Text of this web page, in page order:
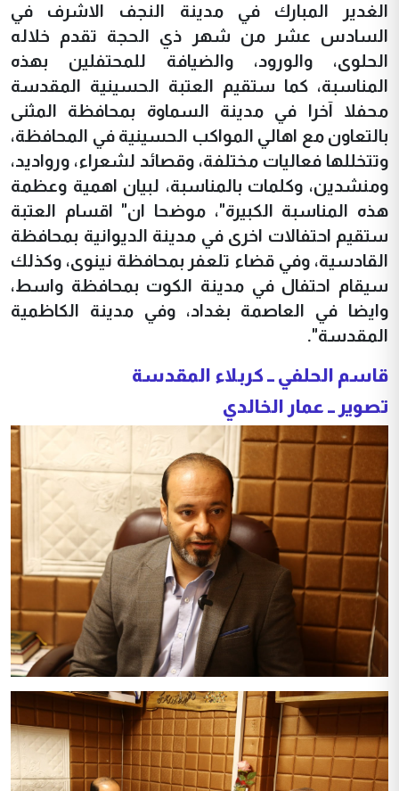
الغدير المبارك في مدينة النجف الاشرف في
السادس عشر من شهر ذي الحجة تقدم خلاله
الحلوى، والورود، والضيافة للمحتفلين بهذه
المناسبة، كما ستقيم العتبة الحسينية المقدسة
محفلا آخرا في مدينة السماوة بمحافظة المثنى
بالتعاون مع اهالي المواكب الحسينية في المحافظة،
وتتخللها فعاليات مختلفة، وقصائد لشعراء، ورواديد،
ومنشدين، وكلمات بالمناسبة، لبيان اهمية وعظمة
هذه المناسبة الكبيرة"، موضحا ان" اقسام العتبة
ستقيم احتفالات اخرى في مدينة الديوانية بمحافظة
القادسية، وفي قضاء تلعفر بمحافظة نينوى، وكذلك
سيقام احتفال في مدينة الكوت بمحافظة واسط،
وايضا في العاصمة بغداد، وفي مدينة الكاظمية
المقدسة".
قاسم الحلفي ــ كربلاء المقدسة
تصوير ــ عمار الخالدي